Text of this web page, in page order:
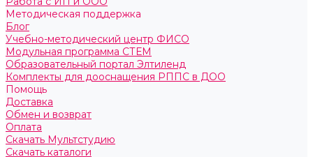
Методическая поддержка
Блог
Учебно-методический центр ФИСО
Модульная программа СТЕМ
Образовательный портал Элтиленд
Комплекты для дооснащения РППС в ДОО
Помощь
Доставка
Обмен и возврат
Оплата
Скачать Мультстудию
Скачать каталоги